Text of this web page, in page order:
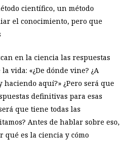
científico, un método
el conocimiento, pero que
en la ciencia las respuestas
vida: «¿De dónde vine? ¿A
haciendo aquí?» ¿Pero será que
definitivas para esas
que tiene todas las
Antes de hablar sobre eso,
qué es la ciencia y cómo